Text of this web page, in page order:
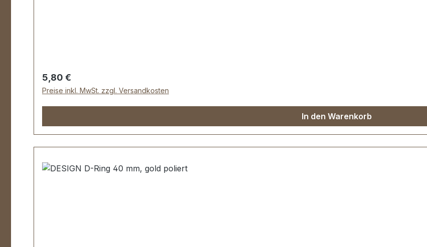
Regulärer Preis:
5,80 €
Preise inkl. MwSt. zzgl. Versandkosten
In den Warenkorb